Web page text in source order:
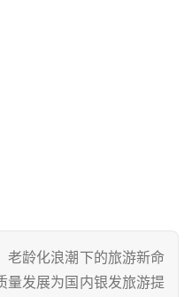
老龄化浪潮下的旅游新命
量发展为国内银发旅游提